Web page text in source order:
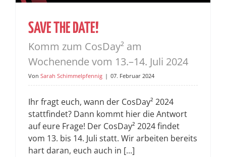
SAVE THE DATE!
Komm zum CosDay² am
Wochenende vom 13.–14. Juli 2024
Von Sarah Schimmelpfennig | 07. Februar 2024
Ihr fragt euch, wann der CosDay² 2024
stattfindet? Dann kommt hier die Antwort
auf eure Frage! Der CosDay² 2024 findet
vom 13. bis 14. Juli statt. Wir arbeiten bereits
hart daran, euch auch in [...]